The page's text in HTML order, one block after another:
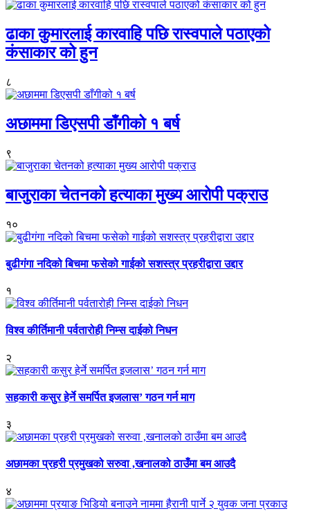
ढाका कुमारलाई कारवाहि पछि रास्वपाले पठाएको
कंसाकार को हुन
८
अछाममा डिएसपी डाँगीको १ बर्ष
९
बाजुराका चेतनको हत्याका मुख्य आरोपी पक्राउ
१०
बुढीगंगा नदिको बिचमा फसेको गाईको सशस्त्र प्रहरीद्वारा उद्दार
१
विश्व कीर्तिमानी पर्वतारोही निम्स दाईको निधन
२
सहकारी कसुर हेर्ने समर्पित इजलास’ गठन गर्न माग
३
अछामका प्रहरी प्रमुखको सरुवा ,खनालको ठाउँमा बम आउदै
४